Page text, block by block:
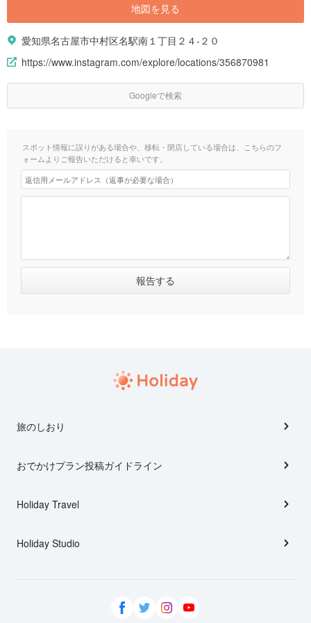
地図を見る
愛知県名古屋市中村区名駅南１丁目２４-２０
https://www.instagram.com/explore/locations/356870981
Googleで検索
スポット情報に誤りがある場合や、移転・閉店している場合は、こちらのフ
ォームよりご報告いただけると幸いです。
旅のしおり
おでかけプラン投稿ガイドライン
Holiday Travel
Holiday Studio